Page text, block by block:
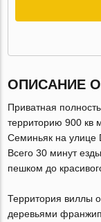
ОПИСАНИЕ
Приватная
территорию 900 кв
Семиньяк на улице
Всего 30 минут
пешком до
Территория виллы
деревьями